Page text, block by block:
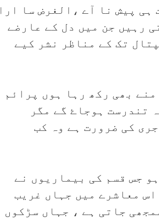
ہی پیش نا آے ،الغرض سا ارا
رہیں جن میں دل کے عارضے
تک کے مناظر نشر کیے
بھی رکھ رہا ہوں پرائم
تندرست ہوجاۓ گے مگر
کی ضرورت ہے وہ کب
جس قسم کی بیماریوں نے
معاشرے میں جہاں غریب
جاتی ہے ، جہاں سڑکوں